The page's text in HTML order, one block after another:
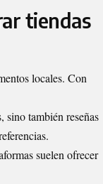
tiendas
locales. Con
, sino también reseñas
suelen ofrecer